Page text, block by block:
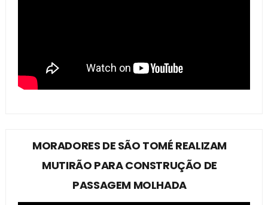
MORADORES DE SÃO TOMÉ REALIZAM
MUTIRÃO PARA CONSTRUÇÃO DE
PASSAGEM MOLHADA